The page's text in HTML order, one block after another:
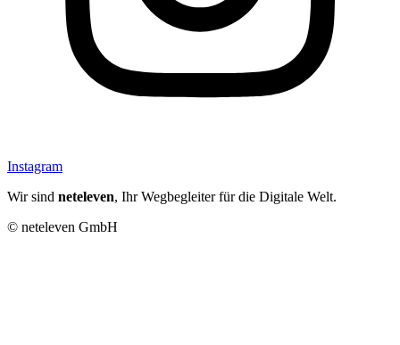
Instagram
Wir sind neteleven, Ihr Wegbegleiter für die Digitale Welt.
© neteleven GmbH